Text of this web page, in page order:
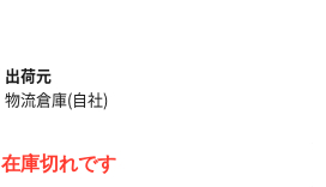
出荷元
物流倉庫(自社)
在庫切れです